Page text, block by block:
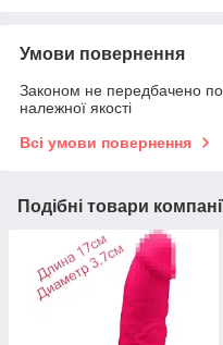
Умови повернення
Законом не передбачено
належної якості
Всі умови повернення
Подібні товари